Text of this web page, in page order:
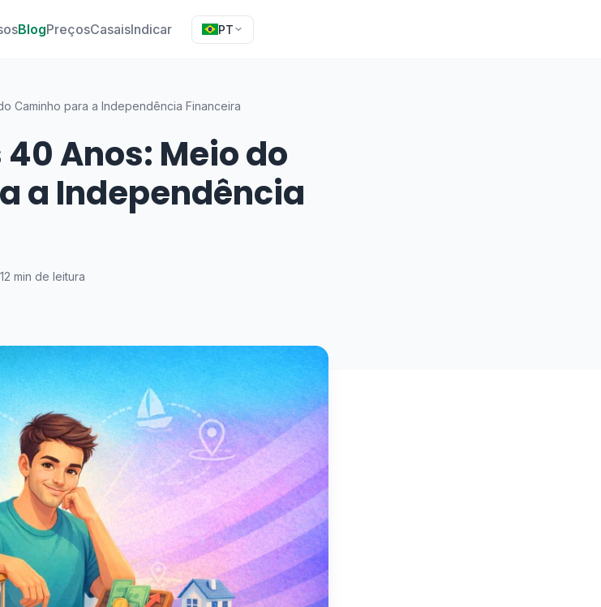
BlogPreçosCasaisIndicar PT
Caminho para a Independência Financeira
Anos: Meio do
a Independência
12 min de leitura